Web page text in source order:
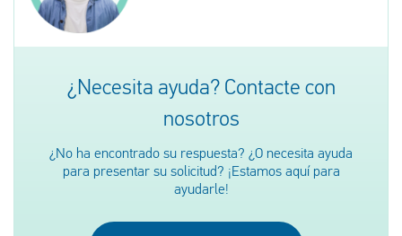
¿Necesita ayuda? Contacte con
nosotros
¿No ha encontrado su respuesta? ¿O necesita ayuda
para presentar su solicitud? ¡Estamos aquí para
ayudarle!